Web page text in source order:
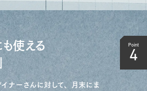
Point
4
使える
イナーさんに対して、月末にま